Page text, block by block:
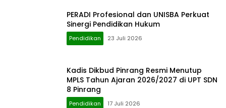
PERADI Profesional dan UNISBA Perkuat
Sinergi Pendidikan Hukum
Pendidikan 23 Juli 2026
Kadis Dikbud Pinrang Resmi Menutup
MPLS Tahun Ajaran 2026/2027 di UPT SDN
8 Pinrang
Pendidikan 17 Juli 2026